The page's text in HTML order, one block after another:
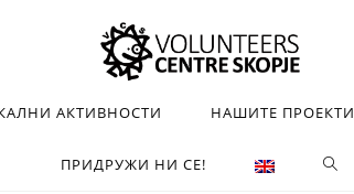
АКТИВНОСТИ НАШИТЕ ПРОЕКТИ
ПРИДРУЖИ НИ СЕ!